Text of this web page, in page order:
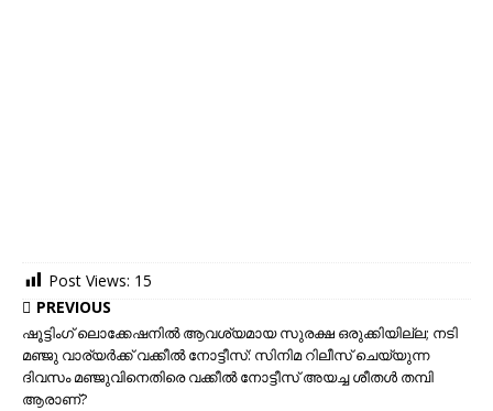
Post Views: 15
PREVIOUS
ഷൂട്ടിംഗ് ലൊക്കേഷനിൽ ആവശ്യമായ സുരക്ഷ ഒരുക്കിയില്ല; നടി
മഞ്ജു വാര്യർക്ക് വക്കീൽ നോട്ടീസ്: സിനിമ റിലീസ് ചെയ്യുന്ന
ദിവസം മഞ്ജുവിനെതിരെ വക്കീല്‍ നോട്ടീസ് അയച്ച ശീതള്‍ തമ്പി
ആരാണ്?